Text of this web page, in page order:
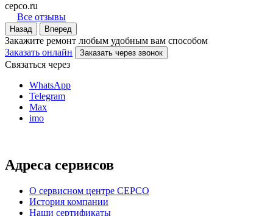
серсо.ru
Все отзывы
Назад Вперед
Закажите ремонт любым удобным вам способом
Заказать онлайн
Заказать через звонок
Связаться через
WhatsApp
Telegram
Max
imo
Адреса сервисов
О сервисном центре СЕРСО
История компании
Наши сертификаты